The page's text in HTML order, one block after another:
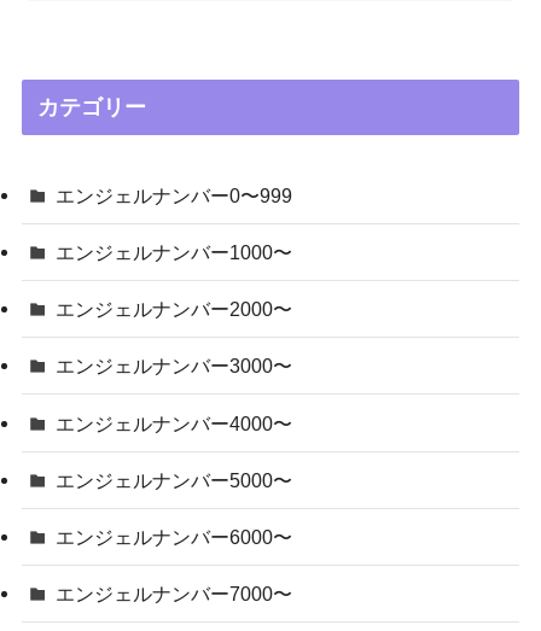
カテゴリー
エンジェルナンバー0〜999
エンジェルナンバー1000〜
エンジェルナンバー2000〜
エンジェルナンバー3000〜
エンジェルナンバー4000〜
エンジェルナンバー5000〜
エンジェルナンバー6000〜
エンジェルナンバー7000〜